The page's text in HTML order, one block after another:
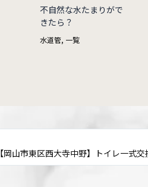
不自然な水たまりがで
きたら？
水道管, 一覧
【岡山市東区西大寺中野】トイレ一式交